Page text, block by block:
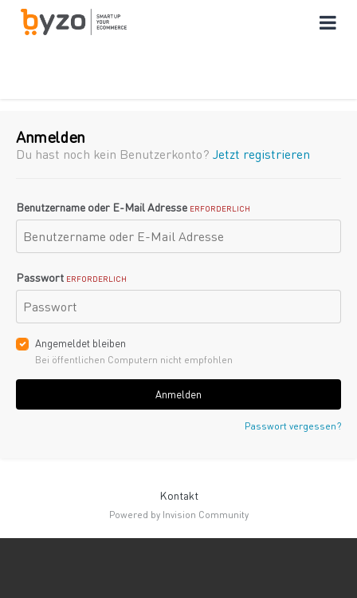
Anmelden
Du hast noch kein Benutzerkonto? Jetzt registrieren
Benutzername oder E-Mail Adresse ERFORDERLICH
Passwort ERFORDERLICH
Angemeldet bleiben
Bei öffentlichen Computern nicht empfohlen
Anmelden
Passwort vergessen?
Kontakt
Powered by Invision Community